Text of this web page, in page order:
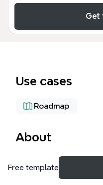
Get
Use cases
Roadmap
About
Ce modèle de mind
suivi de projet
Free template